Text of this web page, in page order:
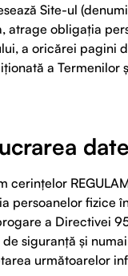
Site-ul
atrage obligația
a oricărei pagini
a Termenilor
cerinţelor
persoanelor fizice
a Directivei
siguranţă şi
următoarelor